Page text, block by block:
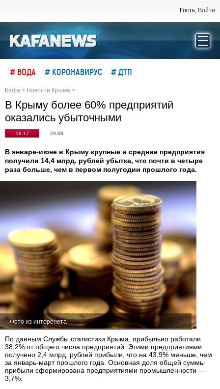
Гость, Войти
# ВОДА # КОРОНАВИРУС # ДТП
Кафа > Новости Крыма >
В Крыму более 60% предприятий
оказались убыточными
18:17 29.08
В январе-июне в Крыму крупные и средние предприятия
получили 14,4 млрд. рублей убытка, что почти в четыре
раза больше, чем в первом полугодии прошлого года.
Фото из интеренета
По данным Службы статистики Крыма, прибыльно работали
38,2% от общего числа предприятий. Этими предприятиями
получено 2,4 млрд. рублей прибыли, что на 43,9% меньше, чем
за январь-март прошлого года. Основная доля общей суммы
прибыли сформирована предприятиями промышленности —
3,7%.